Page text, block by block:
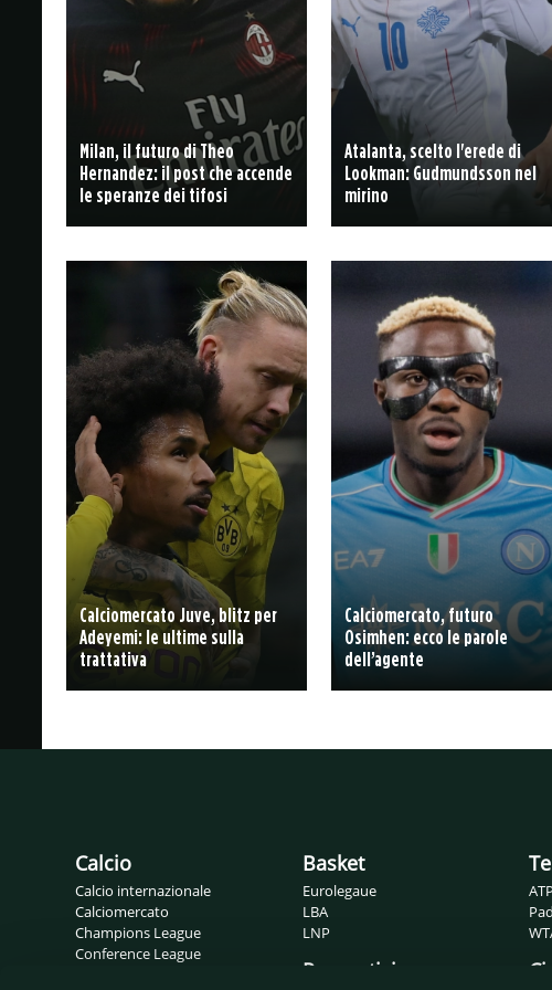
Milan, il futuro di Theo
Hernandez: il post che accende
le speranze dei tifosi
Atalanta, scelto l'erede di
Lookman: Gudmundsson nel
mirino
Calciomercato Juve, blitz per
Adeyemi: le ultime sulla
trattativa
Calciomercato, futuro
Osimhen: ecco le parole
dell’agente
Calcio
Calcio internazionale
Calciomercato
Champions League
Conference League
Basket
Eurolegaue
LBA
LNP
Pronostici
ATP